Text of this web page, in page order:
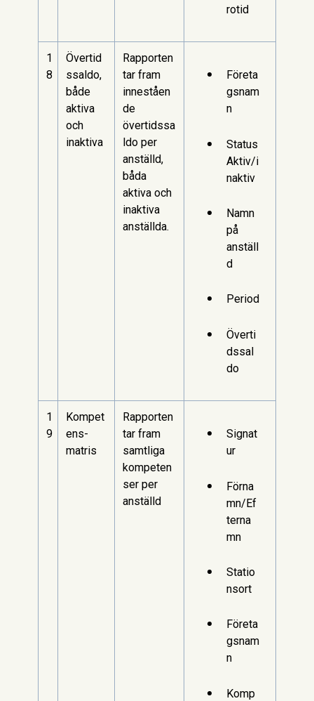
rotid
1
8
Övertid
ssaldo,
både
aktiva
och
inaktiva
Rapporten
tar fram
inneståen
de
övertidssa
ldo per
anställd,
båda
aktiva och
inaktiva
anställda.
Företa
gsnam
n
Status
Aktiv/i
naktiv
Namn
på
anställ
d
Period
Överti
dssal
do
1
9
Kompet
ens-
matris
Rapporten
tar fram
samtliga
kompeten
ser per
anställd
Signat
ur
Förna
mn/Ef
terna
mn
Statio
nsort
Företa
gsnam
n
Komp